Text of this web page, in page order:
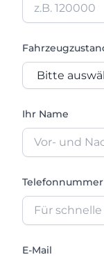
Ihr Name
Telefonnummer
E-Mail